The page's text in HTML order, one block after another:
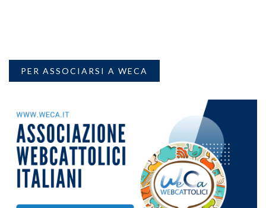
PER ASSOCIARSI A WECA